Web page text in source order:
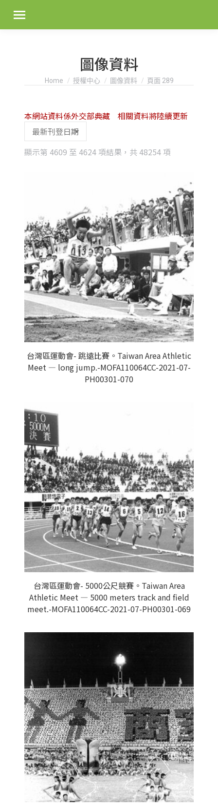
圖像資料
You are here:
Home 授權中心 圖像資料 頁面 289
顯示第 4609 至 4624 項結果，共 48254 項
本網站資料係外交部典藏 相關資料將陸續更新
台灣區運動會- 跳遠比賽。Taiwan Area Athletic
Meet — long jump.-MOFA110064CC-2021-07-
PH00301-070
台灣區運動會- 5000公尺競賽。Taiwan Area
Athletic Meet — 5000 meters track and field
meet.-MOFA110064CC-2021-07-PH00301-069